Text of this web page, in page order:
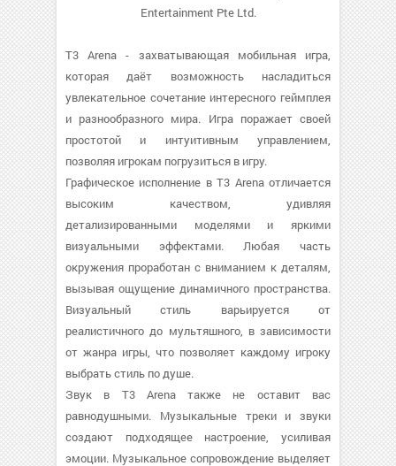
Entertainment Pte Ltd.
T3 Arena - захватывающая мобильная игра,
которая даёт возможность насладиться
увлекательное сочетание интересного геймплея
и разнообразного мира. Игра поражает своей
простотой и интуитивным управлением,
позволяя игрокам погрузиться в игру.
Графическое исполнение в T3 Arena отличается
высоким качеством, удивляя
детализированными моделями и яркими
визуальными эффектами. Любая часть
окружения проработан с вниманием к деталям,
вызывая ощущение динамичного пространства.
Визуальный стиль варьируется от
реалистичного до мультяшного, в зависимости
от жанра игры, что позволяет каждому игроку
выбрать стиль по душе.
Звук в T3 Arena также не оставит вас
равнодушными. Музыкальные треки и звуки
создают подходящее настроение, усиливая
эмоции. Музыкальное сопровождение выделяет